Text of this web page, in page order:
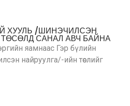
ХУУЛЬ /ШИНЭЧИЛСЭН
САНАЛ АВЧ БАЙНА
яамнаас Гэр бүлийн
найруулга/-ийн төслийг